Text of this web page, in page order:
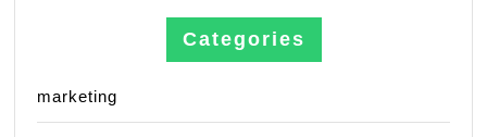
Categories
marketing